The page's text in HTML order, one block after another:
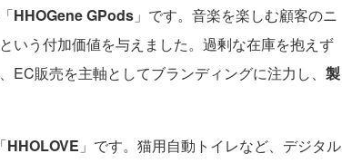
HHOGene GPods 」です。音楽を楽しむ顧客のニ
いう付加価値を与えました。過剰な在庫を抱えず
販売を主軸としてブランディングに注力し、 製
HHOLOVE 」です。猫用自動トイレなど、デジタル